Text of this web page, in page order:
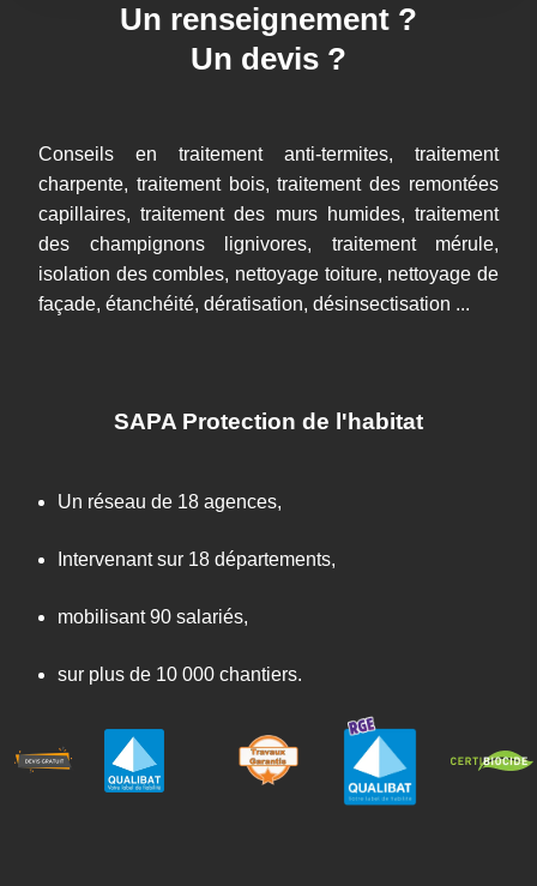
Un renseignement ?
Un devis ?
Conseils en traitement anti-termites, traitement
charpente, traitement bois, traitement des remontées
capillaires, traitement des murs humides, traitement
des champignons lignivores, traitement mérule,
isolation des combles, nettoyage toiture, nettoyage de
façade, étanchéité, dératisation, désinsectisation ...
SAPA Protection de l'habitat
Un réseau de 18 agences,
Intervenant sur 18 départements,
mobilisant 90 salariés,
sur plus de 10 000 chantiers.